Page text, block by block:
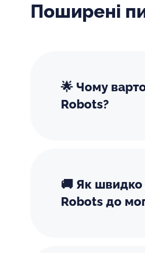
Поширені
🌟 Чому
Robots?
🚚 Як швидко
Robots до